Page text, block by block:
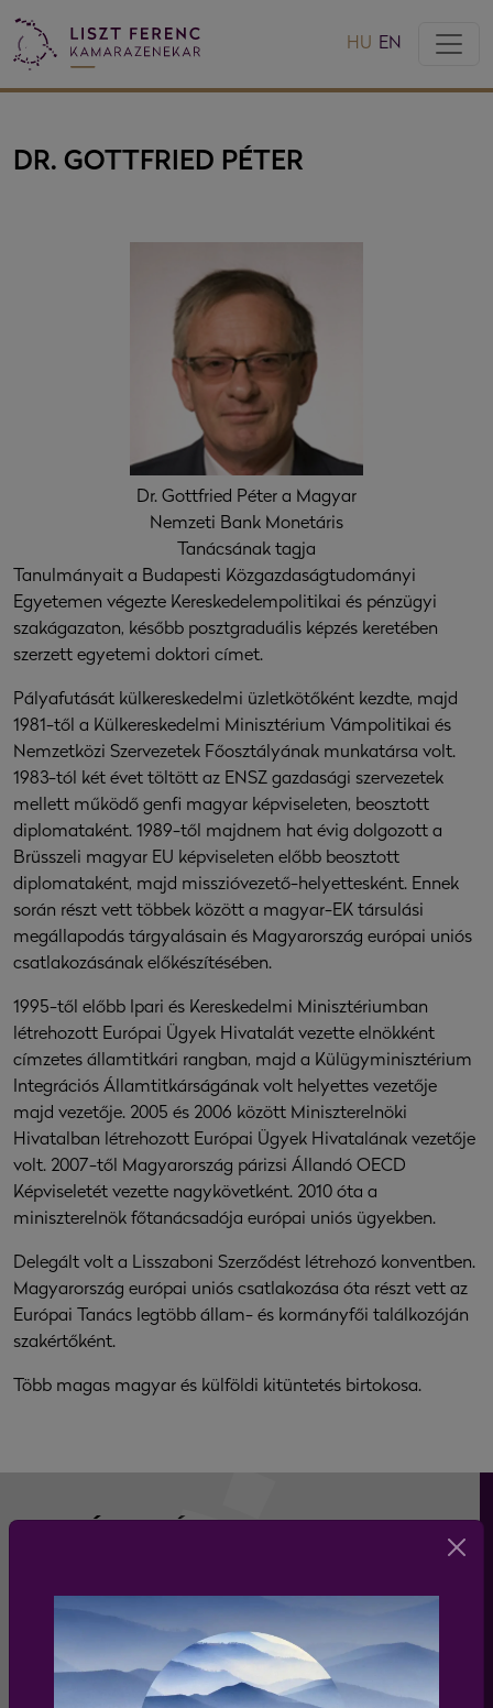
HU EN
DR. GOTTFRIED PÉTER
Dr. Gottfried Péter a Magyar
Nemzeti Bank Monetáris
Tanácsának tagja
Tanulmányait a Budapesti Közgazdaságtudományi
Egyetemen végezte Kereskedelempolitikai és pénzügyi
szakágazaton, később posztgraduális képzés keretében
szerzett egyetemi doktori címet.
Pályafutását külkereskedelmi üzletkötőként kezdte, majd
1981-től a Külkereskedelmi Minisztérium Vámpolitikai és
Nemzetközi Szervezetek Főosztályának munkatársa volt.
1983-tól két évet töltött az ENSZ gazdasági szervezetek
mellett működő genfi magyar képviseleten, beosztott
diplomataként. 1989-től majdnem hat évig dolgozott a
Brüsszeli magyar EU képviseleten előbb beosztott
diplomataként, majd misszióvezető-helyettesként. Ennek
során részt vett többek között a magyar-EK társulási
megállapodás tárgyalásain és Magyarország európai uniós
csatlakozásának előkészítésében.
1995-től előbb Ipari és Kereskedelmi Minisztériumban
létrehozott Európai Ügyek Hivatalát vezette elnökként
címzetes államtitkári rangban, majd a Külügyminisztérium
Integrációs Államtitkárságának volt helyettes vezetője
majd vezetője. 2005 és 2006 között Miniszterelnöki
Hivatalban létrehozott Európai Ügyek Hivatalának vezetője
volt. 2007-től Magyarország párizsi Állandó OECD
Képviseletét vezette nagykövetként. 2010 óta a
miniszterelnök főtanácsadója európai uniós ügyekben.
Delegált volt a Lisszaboni Szerződést létrehozó konventben.
Magyarország európai uniós csatlakozása óta részt vett az
Európai Tanács legtöbb állam- és kormányfői találkozóján
szakértőként.
Több magas magyar és külföldi kitüntetés birtokosa.
Iratkozz fel a Liszt Ferenc Kamarazenekar
programjairól és koncertjeiről!